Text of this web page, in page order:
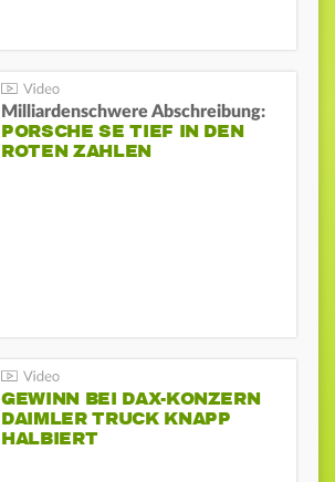
Milliardenschwere Abschreibung:
PORSCHE SE TIEF IN DEN
ROTEN ZAHLEN
GEWINN BEI DAX-KONZERN
DAIMLER TRUCK KNAPP
HALBIERT